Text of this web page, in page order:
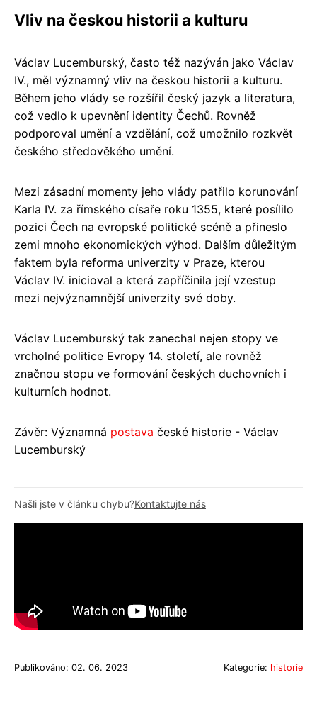
Vliv na českou historii a kulturu
Václav Lucemburský, často též nazýván jako Václav
IV., měl významný vliv na českou historii a kulturu.
Během jeho vlády se rozšířil český jazyk a literatura,
což vedlo k upevnění identity Čechů. Rovněž
podporoval umění a vzdělání, což umožnilo rozkvět
českého středověkého umění.
Mezi zásadní momenty jeho vlády patřilo korunování
Karla IV. za římského císaře roku 1355, které posílilo
pozici Čech na evropské politické scéně a přineslo
zemi mnoho ekonomických výhod. Dalším důležitým
faktem byla reforma univerzity v Praze, kterou
Václav IV. inicioval a která zapříčinila její vzestup
mezi nejvýznamnější univerzity své doby.
Václav Lucemburský tak zanechal nejen stopy ve
vrcholné politice Evropy 14. století, ale rovněž
značnou stopu ve formování českých duchovních i
kulturních hodnot.
Závěr: Významná postava české historie - Václav
Lucemburský
Našli jste v článku chybu?Kontaktujte nás
Publikováno: 02. 06. 2023 Kategorie: historie